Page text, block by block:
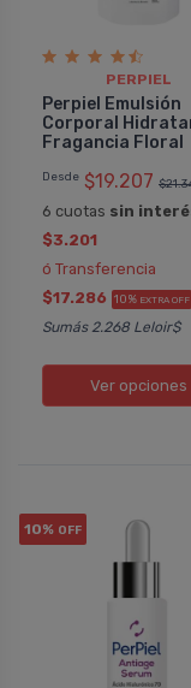
PERPIEL
Perpiel Emulsión
Corporal
Fragancia Floral
Desde $19.207
6 cuotas sin
$3.201
ó Transferencia
$17.286 10% EXTRA OFF
Sumás 2.268 Leloir$
Ver opciones
10% OFF